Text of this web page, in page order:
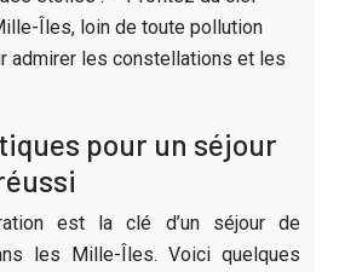
Îles, loin de toute pollution
admirer les constellations et les
pour un séjour
est la clé d’un séjour de
les Mille-Îles. Voici quelques